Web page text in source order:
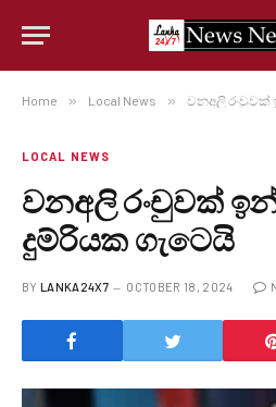
Home » Local News » වනඅලි රංචුවක්
LOCAL NEWS
වනඅලි රංචුවක්
දුම්රියක ගැටෙයි
BY LANKA24X7 OCTOBER 18, 2024